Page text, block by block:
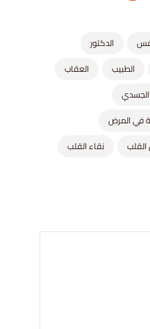
الدكتور
الطبيب
العقاب
في المرض
نقاء القلب